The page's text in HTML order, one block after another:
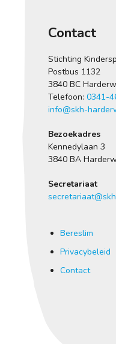
Contact
Stichting
Postbus 1132
3840 BC
Telefoon: 0341-
info@skh-
Bezoekadres
Kennedylaan 3
3840 BA
Secretariaat
Bereslim
Privacybeleid
Contact